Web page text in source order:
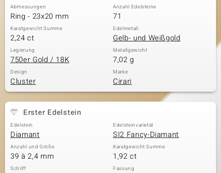
Abmessungen
Ring - 23x20 mm
Anzahl Edelsteine
71
Karatgewicht Summe
2,24 ct
Edelmetall
Gelb- und Weißgold
Legierung
750er Gold / 18K
Metallgewicht
7,02 g
Design
Cluster
Marke
Cirari
Erster Edelstein
Edelstein
Diamant
Edelsteinvarietät
SI2 Fancy-Diamant
Anzahl und Größe
39 à 2,4 mm
Karatgewicht Summe
1,92 ct
Schliff Fassung